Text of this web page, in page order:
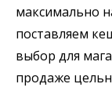
максимально
поставляем
выбор для
продаже